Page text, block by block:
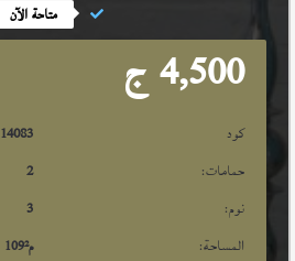
متاحة الآن
4,500 ج
كود
14083
حمامات:
2
نوم:
3
المساحة:
109م²